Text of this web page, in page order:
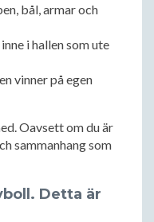
bål, armar och
i hallen som ute
vinner på egen
Oavsett om du är
sammanhang som
Detta är